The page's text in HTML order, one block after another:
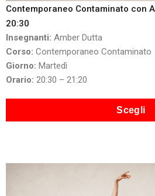
Contemporaneo Contaminato con
20:30
Insegnanti: Amber Dutta
Corso: Contemporaneo Contaminato
Giorno: Martedì
Orario: 20:30 – 21:20
Scegli